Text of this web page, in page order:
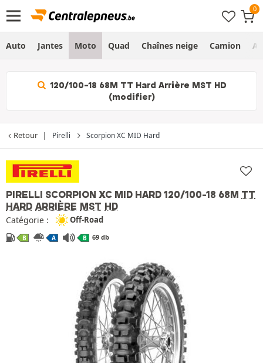
Auto Jantes Moto Quad Chaînes neige Camion
120/100-18 68M TT Hard Arrière MST HD
(modifier)
Retour Pirelli Scorpion XC MID Hard
PIRELLI SCORPION XC MID HARD 120/100-18 68M TT
HARD ARRIÈRE MST HD
Catégorie : Off-Road
B A B 69 db